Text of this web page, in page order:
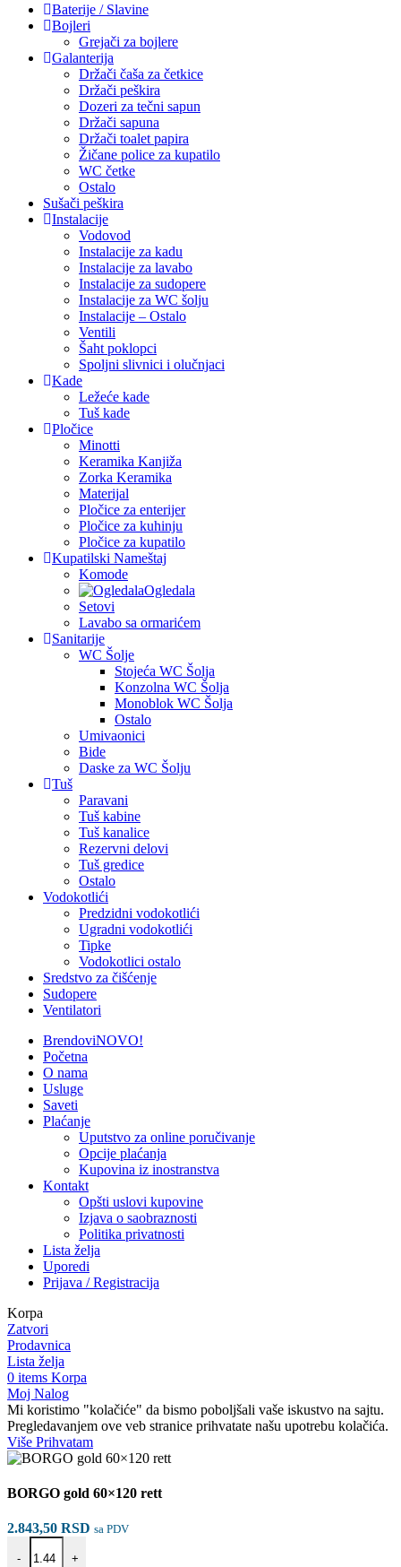
Baterije / Slavine
Bojleri
Grejači za bojlere
Galanterija
Držači čaša za četkice
Držači peškira
Dozeri za tečni sapun
Držači sapuna
Držači toalet papira
Žičane police za kupatilo
WC četke
Ostalo
Sušači peškira
Instalacije
Vodovod
Instalacije za kadu
Instalacije za lavabo
Instalacije za sudopere
Instalacije za WC šolju
Instalacije – Ostalo
Ventili
Šaht poklopci
Spoljni slivnici i olučnjaci
Kade
Ležeće kade
Tuš kade
Pločice
Minotti
Keramika Kanjiža
Zorka Keramika
Materijal
Pločice za enterijer
Pločice za kuhinju
Pločice za kupatilo
Kupatilski Nameštaj
Komode
Ogledala
Setovi
Lavabo sa ormarićem
Sanitarije
WC Šolje
Stojeća WC Šolja
Konzolna WC Šolja
Monoblok WC Šolja
Ostalo
Umivaonici
Bide
Daske za WC Šolju
Tuš
Paravani
Tuš kabine
Tuš kanalice
Rezervni delovi
Tuš gredice
Ostalo
Vodokotlići
Predzidni vodokotlići
Ugradni vodokotlići
Tipke
Vodokotlici ostalo
Sredstvo za čišćenje
Sudopere
Ventilatori
BrendoviNOVO!
Početna
O nama
Usluge
Saveti
Plaćanje
Uputstvo za online poručivanje
Opcije plaćanja
Kupovina iz inostranstva
Kontakt
Opšti uslovi kupovine
Izjava o saobraznosti
Politika privatnosti
Lista želja
Uporedi
Prijava / Registracija
Korpa
Zatvori
Prodavnica
Lista želja
0 items Korpa
Moj Nalog
Mi koristimo "kolačiće" da bismo poboljšali vaše iskustvo na sajtu.
Pregledavanjem ove veb stranice prihvatate našu upotrebu kolačića.
Više Više
Prihvatam
BORGO gold 60×120 rett
2.843,50 RSD sa PDV
- +